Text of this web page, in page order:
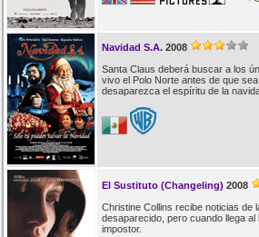
Navidad S.A. 2008
Santa Claus deberá buscar a los
vivo el Polo Norte antes de que
desaparezca el espíritu de la
El Sustituto (Changeling) 2008
Christine Collins recibe noticias de
desaparecido, pero cuando llega
impostor.